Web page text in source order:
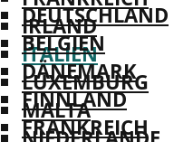
IRLAND
ITALIEN
LUXEMBURG
MALTA
DEUTSCHLAND
BELGIEN
DÄNEMARK
FINNLAND
FRANKREICH